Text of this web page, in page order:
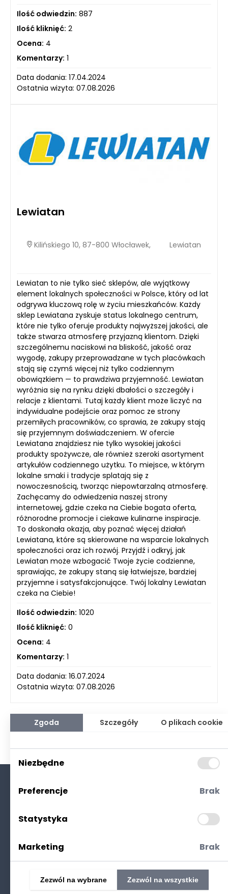
Ilość odwiedzin: 887
Ilość kliknięć: 2
Ocena: 4
Komentarzy: 1
Data dodania: 17.04.2024
Ostatnia wizyta: 07.08.2026
Lewiatan
Kilińskiego 10, 87-800 Włocławek, Lewiatan
Lewiatan to nie tylko sieć sklepów, ale wyjątkowy
element lokalnych społeczności w Polsce, który od lat
odgrywa kluczową rolę w życiu mieszkańców. Każdy
sklep Lewiatana zyskuje status lokalnego centrum,
które nie tylko oferuje produkty najwyższej jakości, ale
także stwarza atmosferę przyjazną klientom. Dzięki
szczególnemu naciskowi na bliskość, jakość oraz
wygodę, zakupy przeprowadzane w tych placówkach
stają się czymś więcej niż tylko codziennym
obowiązkiem — to prawdziwa przyjemność. Lewiatan
wyróżnia się na rynku dzięki dbałości o szczegóły i
relacje z klientami. Tutaj każdy klient może liczyć na
indywidualne podejście oraz pomoc ze strony
przemiłych pracowników, co sprawia, że zakupy stają
się przyjemnym doświadczeniem. W ofercie
Lewiatana znajdziesz nie tylko wysokiej jakości
produkty spożywcze, ale również szeroki asortyment
artykułów codziennego użytku. To miejsce, w którym
lokalne smaki i tradycje splatają się z
nowoczesnością, tworząc niepowtarzalną atmosferę.
Zachęcamy do odwiedzenia naszej strony
internetowej, gdzie czeka na Ciebie bogata oferta,
różnorodne promocje i ciekawe kulinarne inspiracje.
To doskonała okazja, aby poznać więcej działań
Lewiatana, które są skierowane na wsparcie lokalnych
społeczności oraz ich rozwój. Przyjdź i odkryj, jak
Lewiatan może wzbogacić Twoje życie codzienne,
sprawiając, że zakupy staną się łatwiejsze, bardziej
przyjemne i satysfakcjonujące. Twój lokalny Lewiatan
czeka na Ciebie!
Ilość odwiedzin: 1020
Ilość kliknięć: 0
Ocena: 4
Komentarzy: 1
Data dodania: 16.07.2024
Ostatnia wizyta: 07.08.2026
Polityka prywatności
Zgoda Szczegóły O plikach cookie
Niezbędne
Preferencje Brak
Statystyka
Marketing Brak
Zezwól na wybrane Zezwól na wszystkie